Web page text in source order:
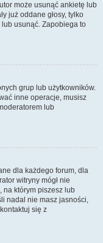
może usunąć ankietę lub
już oddane głosy, tylko
usunąć. Zapobiega to
grup lub użytkowników.
inne operacje, musisz
lub
dla każdego forum, dla
witryny mógł nie
na którym piszesz lub
nadal nie masz jasności,
się z